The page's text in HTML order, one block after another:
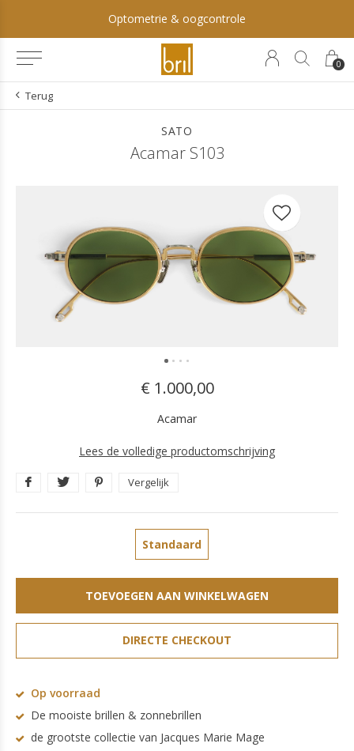
0
Optometrie & oogcontrole
Terug
SATO
Acamar S103
€ 1.000,00
Acamar
Lees de volledige productomschrijving
Vergelijk
Standaard
TOEVOEGEN AAN WINKELWAGEN
DIRECTE CHECKOUT
Op voorraad
De mooiste brillen & zonnebrillen
de grootste collectie van Jacques Marie Mage